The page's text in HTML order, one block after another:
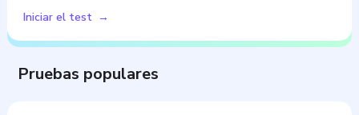
Iniciar el test
Pruebas populares